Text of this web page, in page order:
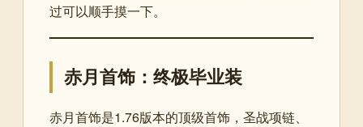
过可以顺手摸一下。
赤月首饰：终极毕业装
赤月首饰是1.76版本的顶级首饰，圣战项链、